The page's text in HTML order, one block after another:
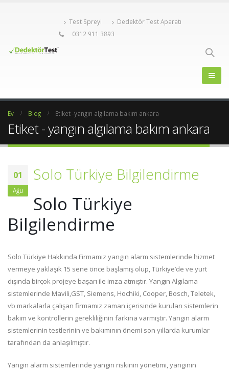
Test Spreyi
Dedektör Test Aparatı
0312 911 3893
Ev Blog Etiket -yangın algılama bakım ankara
Etiket - yangın algılama bakım ankara
01
Ağu
Solo Türkiye Bilgilendirme
Solo Türkiye
Bilgilendirme
Solo Türkiye Hakkında Firmamız yangın alarm sistemlerinde hizmet
vermeye yaklaşık 15 sene önce başlamış olup, Türkiye’de ve yurt
dışında birçok projeye başarı ile imza atmıştır. Yangın Algılama
sistemlerinde Mavili,GST, Siemens, Hochiki, Cooper, Bosch, Teletek,
vb markalarla çalışan firmamız zaman içerisinde kurulan sistemlerin
bakım ve kontrollerin gerekliliğinin farkına varmıştır. Yangın alarm
sistemlerinin testlerinin ve bakımının önemi son yıllarda kurumlar
tarafından da anlaşılmıştır.
Yangın alarm sistemlerinde yangın riskinin yönetimi, yangının